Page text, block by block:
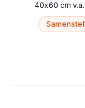
40x60 cm v.a.